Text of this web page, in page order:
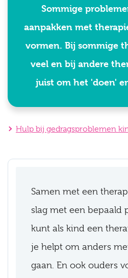
Sommige
aanpakken met
vormen. Bij sommige
veel en bij andere
juist om het 'doen'
Hulp bij gedragsproblemen
Samen met een
slag met een bepaald
kunt als kind een
je helpt om anders
gaan. En ook ouders